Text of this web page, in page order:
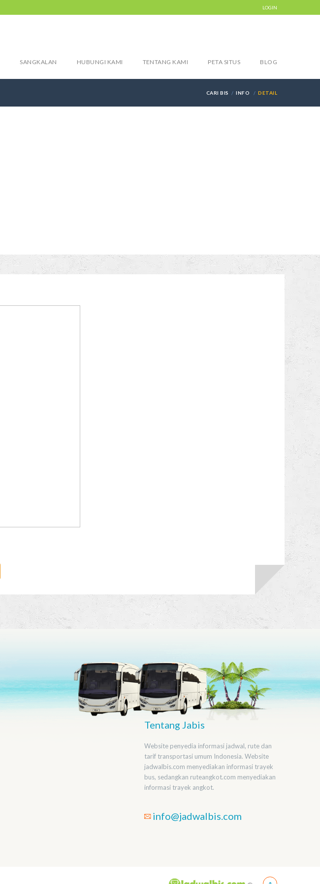
LOGIN
SANGKALAN HUBUNGI KAMI TENTANG KAMI PETA SITUS BLOG
CARI BIS INFO DETAIL
Tentang Jabis
Website penyedia informasi jadwal, rute dan
tarif transportasi umum Indonesia. Website
jadwalbis.com menyediakan informasi trayek
bus, sedangkan ruteangkot.com menyediakan
informasi trayek angkot.
info@jadwalbis.com